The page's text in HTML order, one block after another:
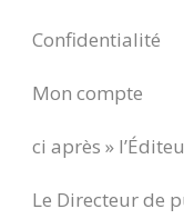
Confidentialité
Mon compte
ci après »
Le Directeur de